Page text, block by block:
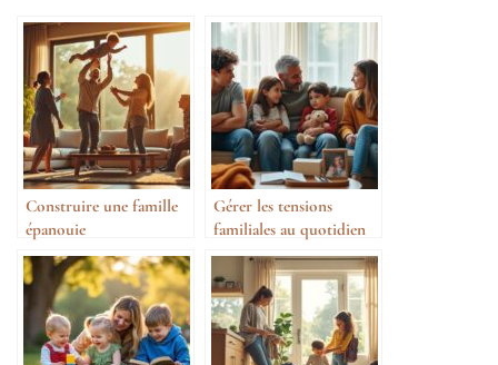
Construire une famille
épanouie
Gérer les tensions
familiales au quotidien